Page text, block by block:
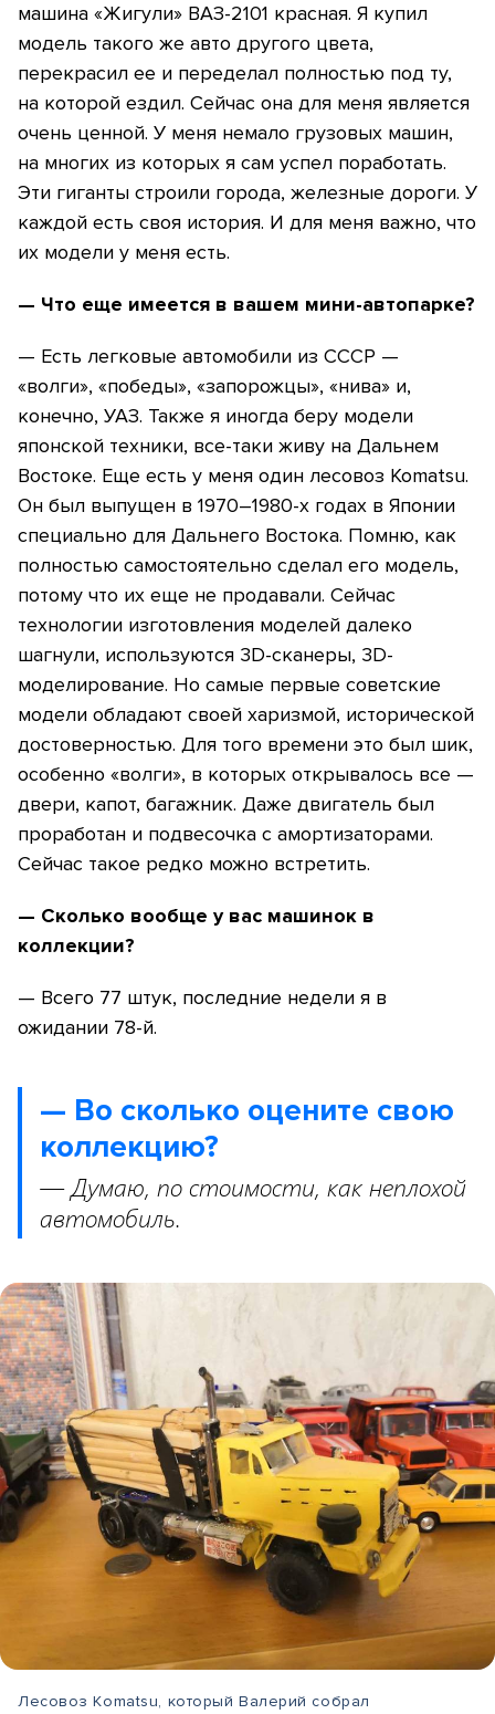
машина «Жигули» ВАЗ-2101 красная. Я купил
модель такого же авто другого цвета,
перекрасил ее и переделал полностью под ту,
на которой ездил. Сейчас она для меня является
очень ценной. У меня немало грузовых машин,
на многих из которых я сам успел поработать.
Эти гиганты строили города, железные дороги. У
каждой есть своя история. И для меня важно, что
их модели у меня есть.
— Что еще имеется в вашем мини-автопарке?
— Есть легковые автомобили из СССР —
«волги», «победы», «запорожцы», «нива» и,
конечно, УАЗ. Также я иногда беру модели
японской техники, все-таки живу на Дальнем
Востоке. Еще есть у меня один лесовоз Komatsu.
Он был выпущен в 1970–1980-х годах в Японии
специально для Дальнего Востока. Помню, как
полностью самостоятельно сделал его модель,
потому что их еще не продавали. Сейчас
технологии изготовления моделей далеко
шагнули, используются 3D-сканеры, 3D-
моделирование. Но самые первые советские
модели обладают своей харизмой, исторической
достоверностью. Для того времени это был шик,
особенно «волги», в которых открывалось все —
двери, капот, багажник. Даже двигатель был
проработан и подвесочка с амортизаторами.
Сейчас такое редко можно встретить.
— Сколько вообще у вас машинок в
коллекции?
— Всего 77 штук, последние недели я в
ожидании 78-й.
— Во сколько оцените свою
коллекцию?
— Думаю, по стоимости, как неплохой
автомобиль.
Лесовоз Komatsu, который Валерий собрал